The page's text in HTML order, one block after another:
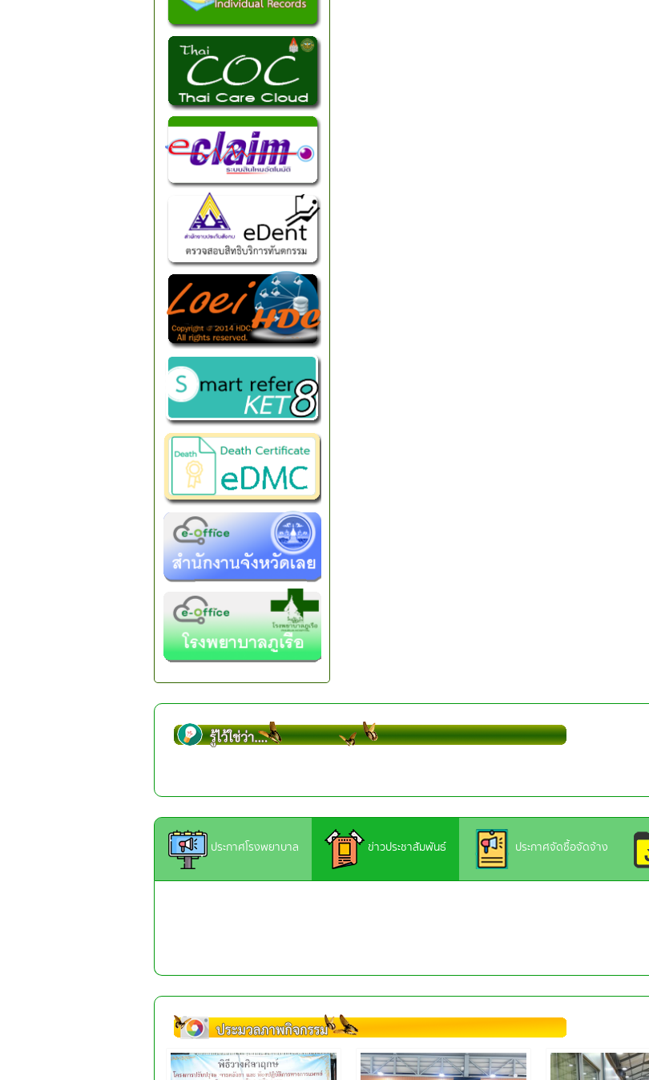
ประกาศโรงพยาบาล ข่าวประชาสัมพันธ์ ประกาศจัดซื้อจัดจ้าง